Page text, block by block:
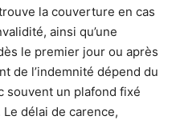
la couverture en cas
ainsi qu’une
le premier jour ou après
de l’indemnité dépend du
souvent un plafond fixé
délai de carence,